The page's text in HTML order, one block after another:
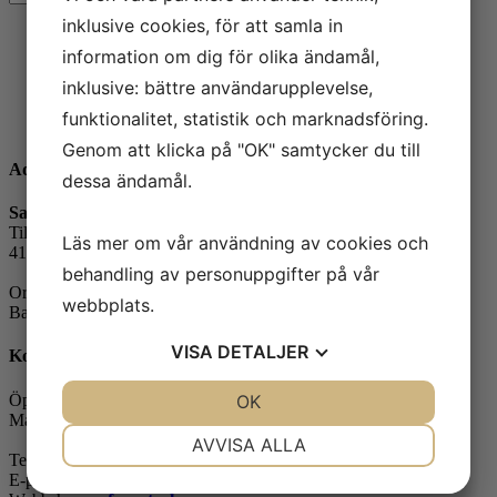
Kreosot – Impregneringsmedel
1 250kr – 6 888krPrisintervall:
1
250 kr
till
Adress
Safe Control Materialteknik AB
Tillgängligheten 1
417 10 Göteborg
Orgnr: 556604-7832
Bankgiro: 5104-8387
Kontakt
Öppettider:
Måndag-fredag: 07.30-16.00
Telefon: 031-65 64 70
E-post:
inklusive cookies, för att samla in
information om dig för olika ändamål,
inklusive: bättre användarupplevelse,
funktionalitet, statistik och marknadsföring.
Genom att klicka på "OK" samtycker du till
dessa ändamål.
Läs mer om vår användning av cookies och
behandling av personuppgifter på vår
webbplats.
VISA DETALJER
AVVISA ALLA
OK